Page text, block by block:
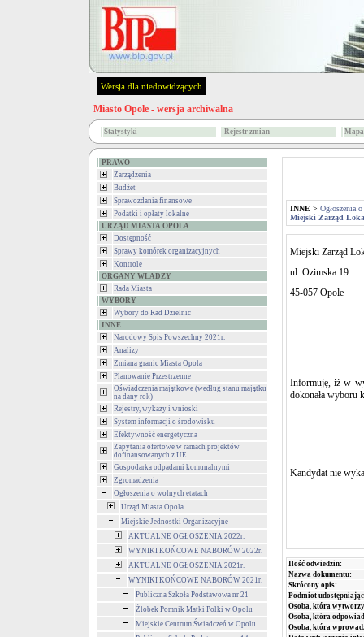
Wersja dla niedowidzących
Miasto Opole - wersja archiwalna
Statystyki Rejestr zmian
PRAWO
Zarządzenia
Budżet
Sprawozdania finansowe
Podatki i opłaty lokalne
URZĄD MIASTA OPOLA
Dostępność
Sprawy komórek organizacyjnych
Kontrole
ORGANY WŁADZY
Rada Miasta
WYBORY
Wybory do Rad Dzielnic
INNE
Narodowy Spis Powszechny 2021r.
Analizy
Zmiana granic Miasta Opola
Planowanie Przestrzenne
Oświadczenia majątkowe (według stanu majątku
na dany rok)
Rejestry, wykazy i wnioski
System informacji o środowisku
Efektywność energetyczna
Zapytania ofertowe w ramach projektów
dofinansowanych z UE
Gospodarka odpadami komunalnymi
Zgromadzenia
Ogłoszenia o wolnych etatach
Urząd Miasta Opola
Miejskie Jednostki Organizacyjne
AKTUALNE OGŁOSZENIA 2022r.
WYNIKI KOŃCOWE NABORÓW 2022r.
AKTUALNE OGŁOSZENIA 2021r.
WYNIKI KOŃCOWE NABORÓW 2021r.
Publiczna Szkoła Podstawowa nr 21
Żłobek Pomnik Matki Polki w Opolu
Miejskie Centrum Świadczeń w Opolu
INNE > Ogłoszenia
Miejski Zarząd
Miejski Zarząd
ul. Ozimska 19
45-057 Opole
Informuję, iż w
dokonała wyboru
Kandydat nie
Ilość odwiedzin:
Nazwa dokumentu:
Skrócony opis:
Podmiot
Osoba, która
Osoba, która
Osoba, która